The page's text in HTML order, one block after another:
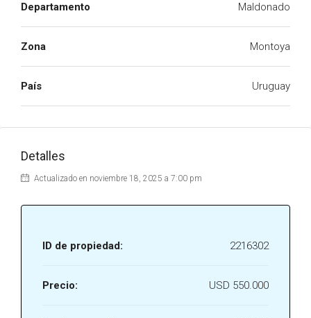
Departamento Maldonado
Zona Montoya
País Uruguay
Detalles
Actualizado en noviembre 18, 2025 a 7:00 pm
ID de propiedad: 2216302
Precio: USD 550.000